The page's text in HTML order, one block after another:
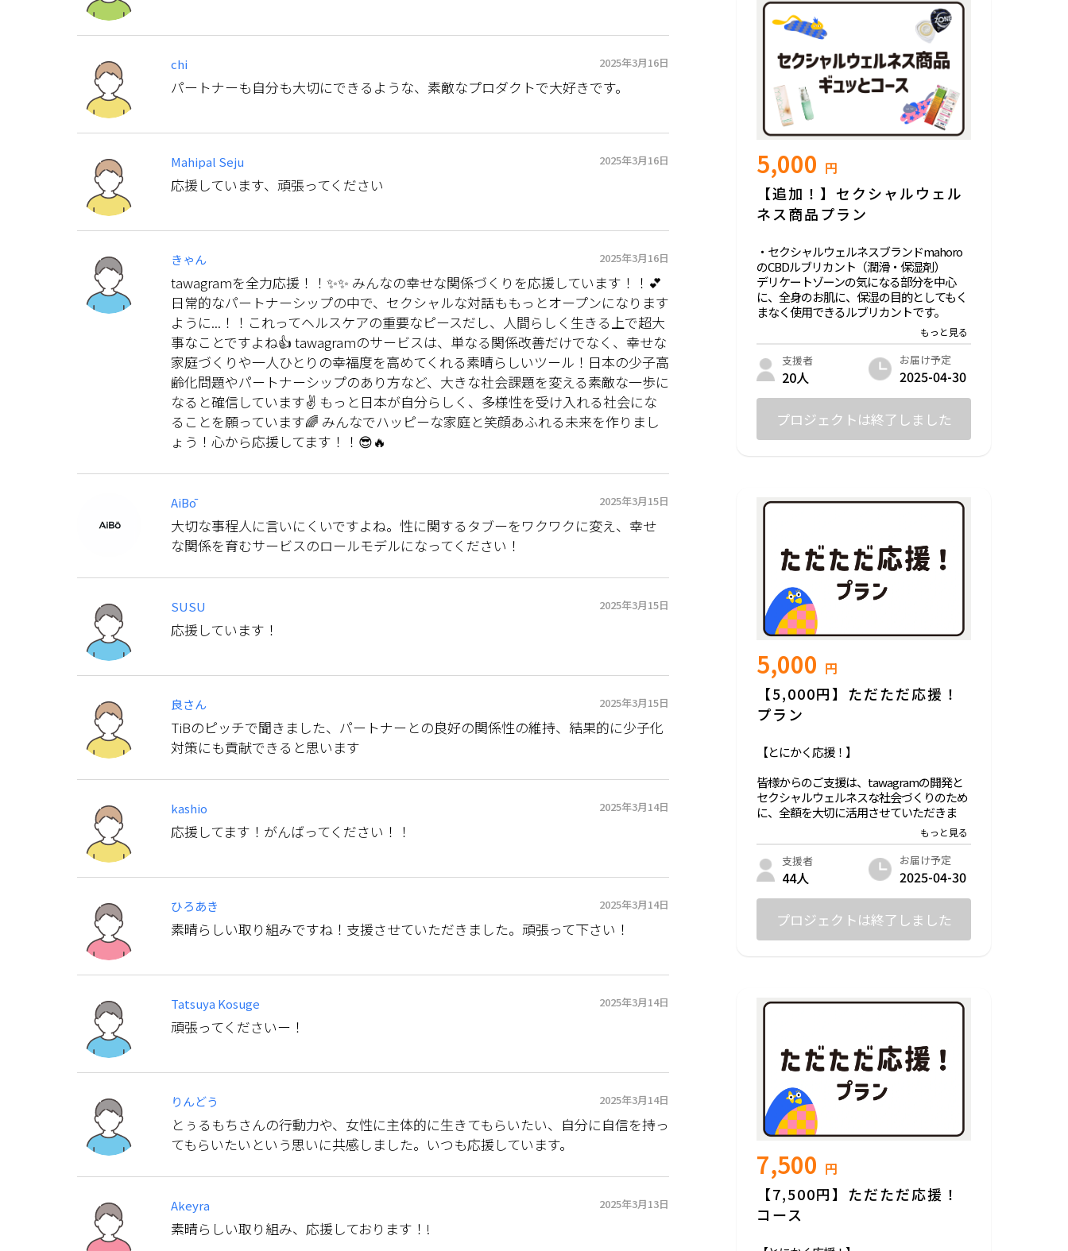
chi 2025年3月16日
パートナーも自分も大切にできるような、素敵なプロダクトで大好きです。
Mahipal Seju 2025年3月16日
応援しています、頑張ってください
きゃん 2025年3月16日
tawagramを全力応援！！✨✨ みんなの幸せな関係づくりを応援しています！！💕
日常的なパートナーシップの中で、セクシャルな対話ももっとオープンになります
ように...！！これってヘルスケアの重要なピースだし、人間らしく生きる上で超大
事なことですよね👍 tawagramのサービスは、単なる関係改善だけでなく、幸せな
家庭づくりや一人ひとりの幸福度を高めてくれる素晴らしいツール！日本の少子高
齢化問題やパートナーシップのあり方など、大きな社会課題を変える素敵な一歩に
なると確信しています✌️ もっと日本が自分らしく、多様性を受け入れる社会にな
ることを願っています🌈 みんなでハッピーな家庭と笑顔あふれる未来を作りまし
ょう！心から応援してます！！😎🔥
AiBō 2025年3月15日
大切な事程人に言いにくいですよね。性に関するタブーをワクワクに変え、幸せ
な関係を育むサービスのロールモデルになってください！
SUSU 2025年3月15日
応援しています！
良さん 2025年3月15日
TiBのピッチで聞きました、パートナーとの良好の関係性の維持、結果的に少子化
対策にも貢献できると思います
kashio 2025年3月14日
応援してます！がんばってください！！
ひろあき 2025年3月14日
素晴らしい取り組みですね！支援させていただきました。頑張って下さい！
Tatsuya Kosuge 2025年3月14日
頑張ってくださいー！
りんどう 2025年3月14日
とぅるもちさんの行動力や、女性に主体的に生きてもらいたい、自分に自信を持っ
てもらいたいという思いに共感しました。いつも応援しています。
Akeyra 2025年3月13日
素晴らしい取り組み、応援しております！!
5,000 円
【追加！】セクシャルウェル
ネス商品プラン
・セクシャルウェルネスブランドmahoro
のCBDルブリカント（潤滑・保湿剤）
デリケートゾーンの気になる部分を中心
に、全身のお肌に、保湿の目的としてもく
まなく使用できるルブリカントです。
とろみがあり、セクシャルウェルネス製品
に塗布してもベッドに垂れづらいため、セ
ルフプレジャー時にもおすすめです。
・兵庫県産のハチミツを使用
・高品質で透明性の高い原料を使用
ン酸ポリグリセリル-10、クエン酸、エリ
＜原産地＞日本
＜使用方法・使用上の注意事項＞
お肌に異常が生じていないかよく注意して
使用してください。お肌に合わないとき
は、ご使用をおやめください。
※大麻取締法被害等該当確認済み（厚生労
働省監視指導麻薬対策課・関東信越厚生局
麻薬取締部 2022.03.22）
■化粧品製造販売業許可番号：27C0X00499
ゴムなど）
支援者
20人
お届け予定
2025-04-30
プロジェクトは終了しました
5,000 円
【5,000円】ただただ応援！
プラン
【とにかく応援！】
皆様からのご支援は、tawagramの開発と
セクシャルウェルネスな社会づくりのため
に、全額を大切に活用させていただきま
「主体的に生きる人を増やす」の実現に共
感いただいた方々に、開発メンバーから心
を込めた御礼メッセージをお送りします。
支援者
44人
お届け予定
2025-04-30
プロジェクトは終了しました
7,500 円
【7,500円】ただただ応援！
コース